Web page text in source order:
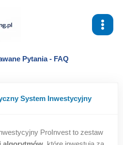
Pytania - FAQ
System Inwestycyjny
ProInvest to zestaw